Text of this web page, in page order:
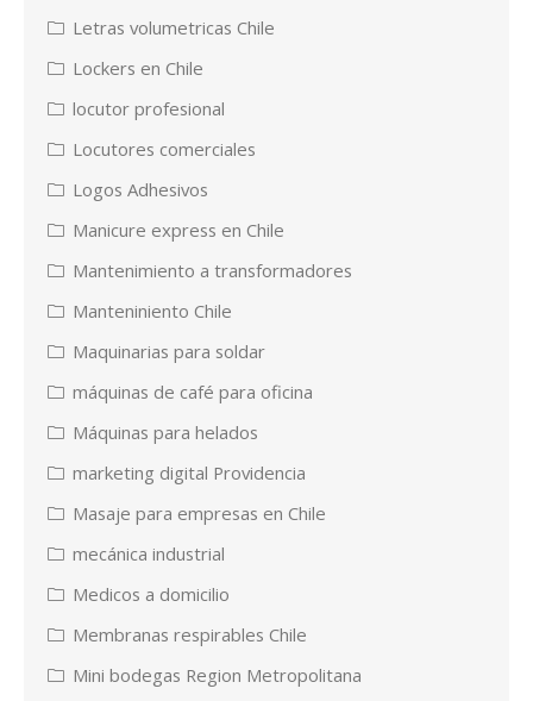
Letras volumetricas Chile
Lockers en Chile
locutor profesional
Locutores comerciales
Logos Adhesivos
Manicure express en Chile
Mantenimiento a transformadores
Manteniniento Chile
Maquinarias para soldar
máquinas de café para oficina
Máquinas para helados
marketing digital Providencia
Masaje para empresas en Chile
mecánica industrial
Medicos a domicilio
Membranas respirables Chile
Mini bodegas Region Metropolitana